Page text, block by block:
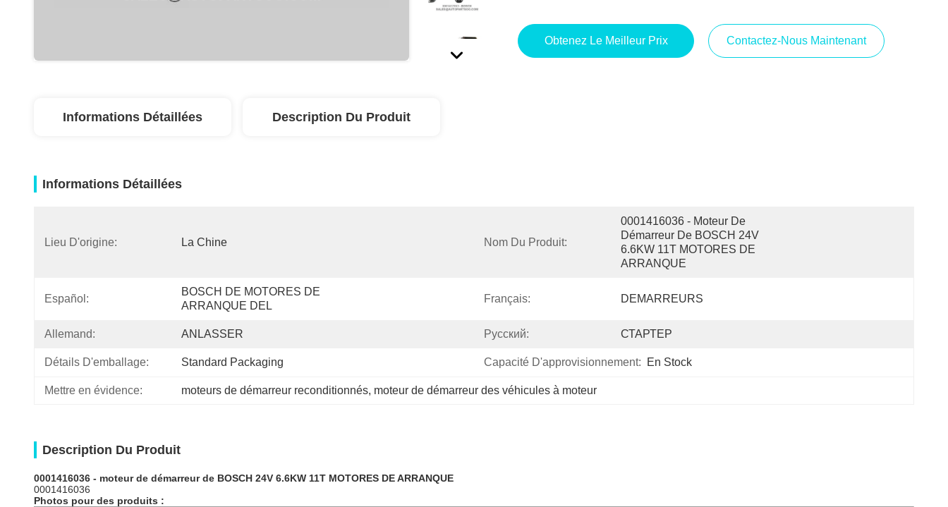
Obtenez Le Meilleur Prix Contactez-Nous Maintenant
Informations Détaillées Description Du Produit
Informations Détaillées
Lieu D'origine: La Chine Nom Du Produit:
0001416036 - Moteur De
Démarreur De BOSCH 24V
6.6KW 11T MOTORES DE
ARRANQUE
Español:
BOSCH DE MOTORES DE
ARRANQUE DEL
Français: DEMARREURS
Allemand: ANLASSER Pусский: СТАРТЕР
Détails D'emballage: Standard Packaging Capacité D'approvisionnement: En Stock
Mettre en évidence: moteurs de démarreur reconditionnés, moteur de démarreur des véhicules à moteur
Description Du Produit
0001416036 - moteurde démarreurde BOSCH 24V 6.6KW 11T MOTORES DE ARRANQUE
0001416036
Photos pour des produits :